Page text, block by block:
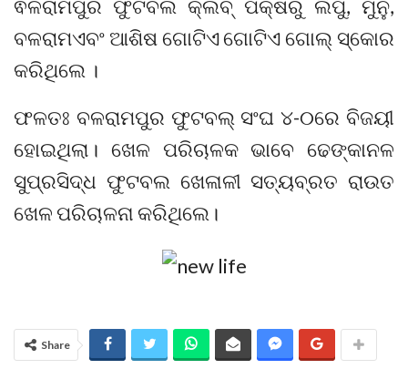
ଵଳରାମପୁର ଫୁଟବଲ କ୍ଲବ୍ ପକ୍ଷରୁ ଲିପୁ, ମୁନୁ,
ବଳରାମଏବଂ ଆଶିଷ ଗୋଟିଏ ଗୋଟିଏ ଗୋଲ୍ ସ୍କୋର
କରିଥିଲେ ।
ଫଳତଃ ବଳରାମପୁର ଫୁଟବଲ୍ ସଂଘ ୪-୦ରେ ବିଜୟୀ
ହୋଇଥିଲା। ଖେଳ ପରିଚାଳକ ଭାବେ ଢେଙ୍କାନଳ
ସୁପ୍ରସିଦ୍ଧ ଫୁଟବଲ ଖେଳାଳୀ ସତ୍ୟବ୍ରତ ରାଉତ
ଖେଳ ପରିଚାଳନା କରିଥିଲେ।
Share